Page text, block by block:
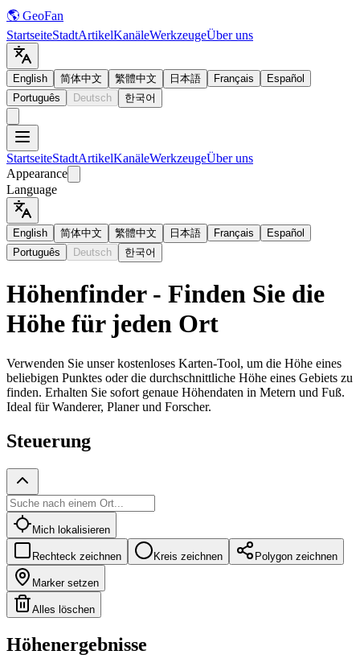
🌎 GeoFan
StartseiteStadtArtikelKanäleWerkzeugeÜber uns
English 简体中文 繁體中文 日本語 Français
Español
Português
Deutsch 한국어
StartseiteStadtArtikelKanäleWerkzeugeÜber uns
Appearance
Language
English 简体中文 繁體中文 日本語 Français
Español
Português
Deutsch 한국어
Höhenfinder - Finden Sie die
Höhe für jeden Ort
Verwenden Sie unser kostenloses Karten-Tool, um die Höhe eines
beliebigen Punktes oder die durchschnittliche Höhe eines Gebiets zu
finden. Erhalten Sie sofort genaue Höhendaten in Metern und Fuß.
Ideal für Wanderer, Planer und Forscher.
Steuerung
Mich lokalisieren
Rechteck zeichnen Kreis zeichnen Polygon zeichnen
Marker setzen
Alles löschen
Höhenergebnisse